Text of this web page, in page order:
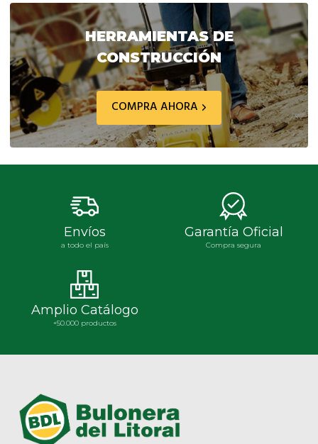
era:
$ 83.034,30.
es:
$ 66.427,10.
era:
$ 1.081.264,60.
es:
$
HERRAMIENTAS DE
CONSTRUCCIÓN
COMPRA AHORA
Envíos
a todo el país
Garantía Oficial
Compra segura
Amplio Catálogo
+50.000 productos